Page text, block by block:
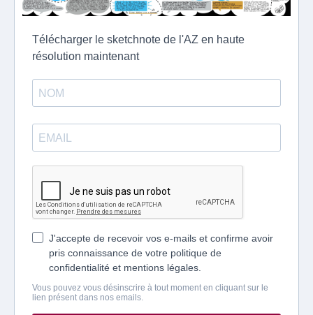
Télécharger le sketchnote de l'AZ en haute
résolution maintenant
J'accepte de recevoir vos e-mails et confirme avoir
pris connaissance de votre politique de
confidentialité et mentions légales.
Vous pouvez vous désinscrire à tout moment en cliquant sur le
lien présent dans nos emails.